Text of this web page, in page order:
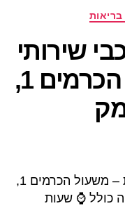
בריאות
שירותי
בריאות – משעול הכרמים 1,
שעות פתיחה מכבי שירותי בריאות – משעול הכרמים 1,
כולל ⌚ שעות